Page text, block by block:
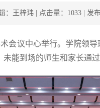
：王梓玮 | 点击量： 1033 | 发
会议中心举行。学院领
能到场的师生和家长通